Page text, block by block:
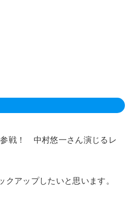
参戦！ 中村悠一さん演じるレ
アップしたいと思います。